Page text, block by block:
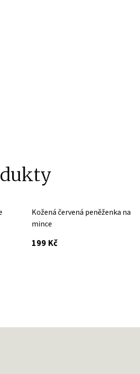
Kožená červená peněženka na
mince
199 Kčs DPH